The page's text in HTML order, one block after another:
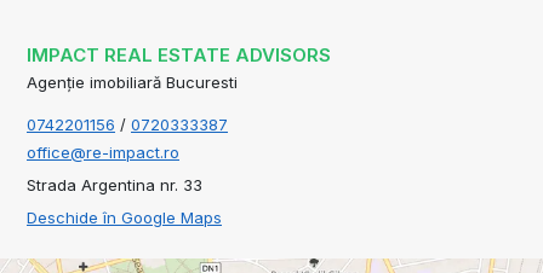
IMPACT REAL ESTATE ADVISORS
Agenție imobiliară Bucuresti
0742201156 / 0720333387
office@re-impact.ro
Strada Argentina nr. 33
Deschide în Google Maps